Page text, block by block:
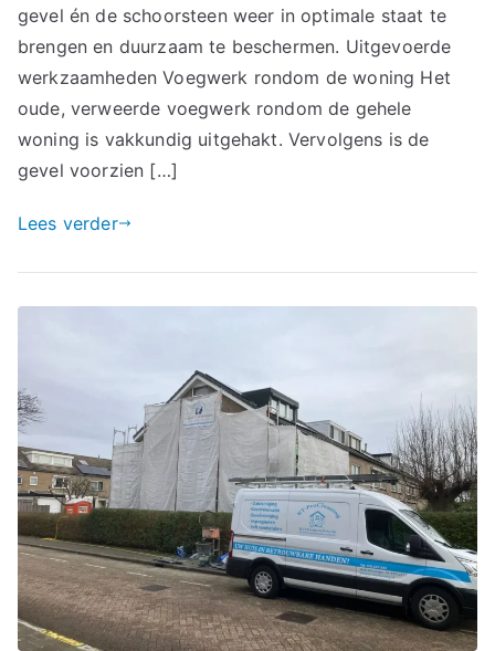
gevel én de schoorsteen weer in optimale staat te
brengen en duurzaam te beschermen. Uitgevoerde
werkzaamheden Voegwerk rondom de woning Het
oude, verweerde voegwerk rondom de gehele
woning is vakkundig uitgehakt. Vervolgens is de
gevel voorzien […]
Lees verder